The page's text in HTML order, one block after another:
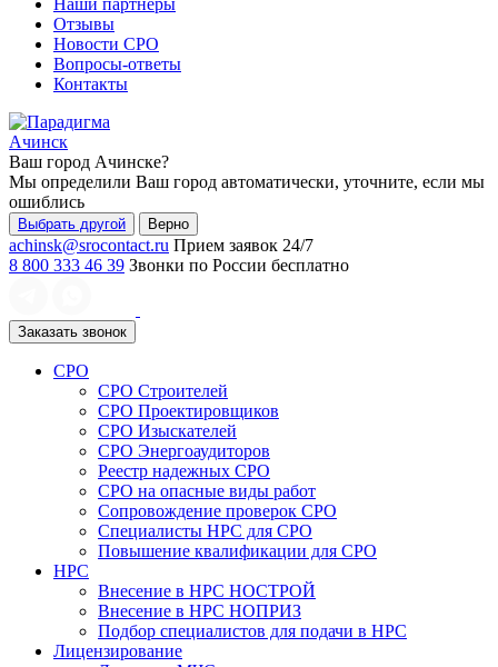
Наши партнеры
Отзывы
Новости СРО
Вопросы-ответы
Контакты
Ачинск
Ваш город Ачинске?
Мы определили Ваш город автоматически, уточните, если мы
ошиблись
Выбрать другой Верно
achinsk@srocontact.ru Прием заявок 24/7
8 800 333 46 39 Звонки по России бесплатно
Заказать звонок
СРО
СРО Строителей
СРО Проектировщиков
СРО Изыскателей
СРО Энергоаудиторов
Реестр надежных СРО
СРО на опасные виды работ
Сопровождение проверок СРО
Специалисты НРС для СРО
Повышение квалификации для СРО
НРС
Внесение в НРС НОСТРОЙ
Внесение в НРС НОПРИЗ
Подбор специалистов для подачи в НРС
Лицензирование